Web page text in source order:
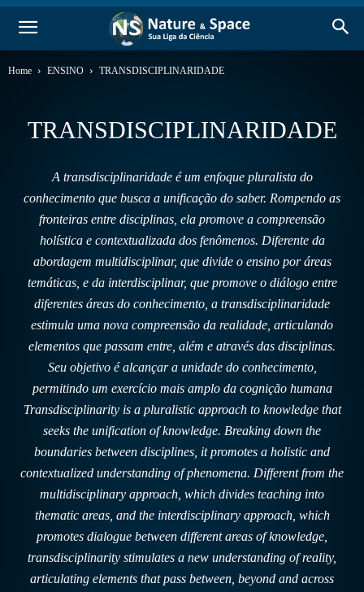
Home ENSINO TRANSDISCIPLINARIDADE
TRANSDISCIPLINARIDADE
A transdisciplinaridade é um enfoque pluralista do
conhecimento que busca a unificação do saber. Rompendo as
fronteiras entre disciplinas, ela promove a compreensão
holística e contextualizada dos fenômenos. Diferente da
abordagem multidisciplinar, que divide o ensino por áreas
temáticas, e da interdisciplinar, que promove o diálogo entre
diferentes áreas do conhecimento, a transdisciplinaridade
estimula uma nova compreensão da realidade, articulando
elementos que passam entre, além e através das disciplinas.
Seu objetivo é alcançar a unidade do conhecimento,
permitindo um exercício mais amplo da cognição humana
Transdisciplinarity is a pluralistic approach to knowledge that
seeks the unification of knowledge. Breaking down the
boundaries between disciplines, it promotes a holistic and
contextualized understanding of phenomena. Different from the
multidisciplinary approach, which divides teaching into
thematic areas, and the interdisciplinary approach, which
promotes dialogue between different areas of knowledge,
transdisciplinarity stimulates a new understanding of reality,
articulating elements that pass between, beyond and across